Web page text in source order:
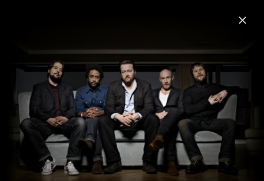
Menu
Elbow
Home News Musik Videos Fotos Biografie
Pressebilder 2019